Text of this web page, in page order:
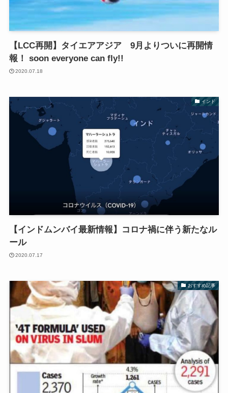
【LCC再開】タイエアアジア 9月よりついに再開情
報！ soon everyone can fly!!
2020.07.18
インド
【インドムンバイ最新情報】コロナ禍に伴う新たなル
ール
2020.07.17
おすすめ記事